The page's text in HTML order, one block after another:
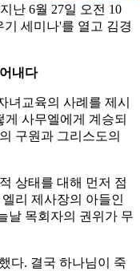
난 6월 27일 오전 10
세미나'를 열고 김경
내다
녀교육의 사례를 제시
사무엘에게 계승되
구원과 그리스도의
상태를 대해 먼저 점
리 제사장의 아들인
날 목회자의 권위가 무
다. 결국 하나님이 죽